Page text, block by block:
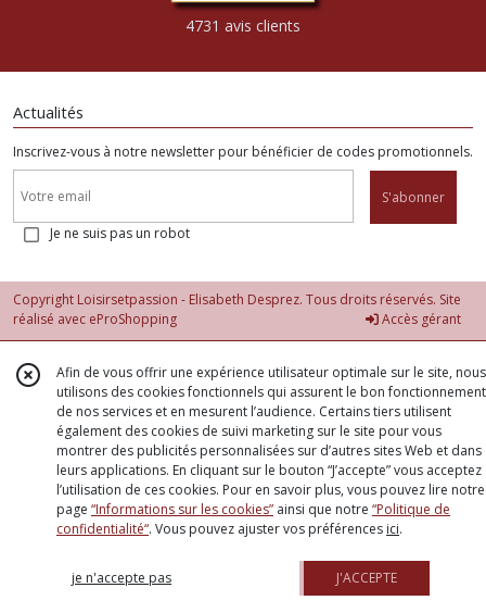
4731 avis clients
Actualités
Inscrivez-vous à notre newsletter pour bénéficier de codes promotionnels.
S'abonner
Je ne suis pas un robot
Copyright Loisirsetpassion - Elisabeth Desprez. Tous droits réservés. Site
réalisé avec eProShopping Accès gérant
Afin de vous offrir une expérience utilisateur optimale sur le site, nous
utilisons des cookies fonctionnels qui assurent le bon fonctionnement
de nos services et en mesurent l’audience. Certains tiers utilisent
également des cookies de suivi marketing sur le site pour vous
montrer des publicités personnalisées sur d’autres sites Web et dans
leurs applications. En cliquant sur le bouton “J’accepte” vous acceptez
l’utilisation de ces cookies. Pour en savoir plus, vous pouvez lire notre
page “Informations sur les cookies” ainsi que notre “Politique de
confidentialité“. Vous pouvez ajuster vos préférences ici.
je n'accepte pas J'ACCEPTE